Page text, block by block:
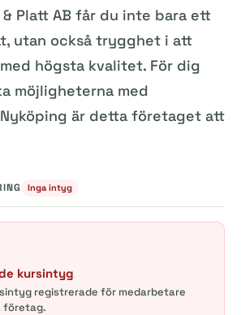
Platt AB får du inte bara ett
utan också trygghet i att
högsta kvalitet. För dig
möjligheterna med
är detta företaget att
Inga intyg
kursintyg
registrerade för medarbetare
företag.